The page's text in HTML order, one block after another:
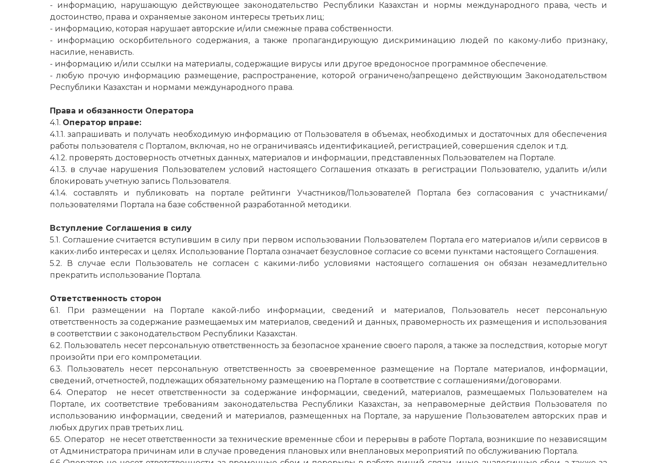
- информацию, нарушающую действующее законодательство Республики Казахстан и нормы международного права, честь и
достоинство, права и охраняемые законом интересы третьих лиц;
- информацию, которая нарушает авторские и/или смежные права собственности.
- информацию оскорбительного содержания, а также пропагандирующую дискриминацию людей по какому-либо признаку,
насилие, ненависть.
- информацию и/или ссылки на материалы, содержащие вирусы или другое вредоносное программное обеспечение.
- любую прочую информацию размещение, распространение, которой ограничено/запрещено действующим Законодательством
Республики Казахстан и нормами международного права.
Права и обязанности Оператора
4.1. Оператор вправе:
4.1.1. запрашивать и получать необходимую информацию от Пользователя в объемах, необходимых и достаточных для обеспечения
работы пользователя с Порталом, включая, но не ограничиваясь идентификацией, регистрацией, совершения сделок и т.д.
4.1.2. проверять достоверность отчетных данных, материалов и информации, представленных Пользователем на Портале.
4.1.3. в случае нарушения Пользователем условий настоящего Соглашения отказать в регистрации Пользователю, удалить и/или
блокировать учетную запись Пользователя.
4.1.4. составлять и публиковать на портале рейтинги Участников/Пользователей Портала без согласования с участниками/
пользователями Портала на базе собственной разработанной методики.
Вступление Соглашения в силу
5.1. Соглашение считается вступившим в силу при первом использовании Пользователем Портала его материалов и/или сервисов в
каких-либо интересах и целях. Использование Портала означает безусловное согласие со всеми пунктами настоящего Соглашения.
5.2. В случае если Пользователь не согласен с какими-либо условиями настоящего соглашения он обязан незамедлительно
прекратить использование Портала.
Ответственность сторон
6.1. При размещении на Портале какой-либо информации, сведений и материалов, Пользователь несет персональную
ответственность за содержание размещаемых им материалов, сведений и данных, правомерность их размещения и использования
в соответствии с законодательством Республики Казахстан.
6.2. Пользователь несет персональную ответственность за безопасное хранение своего пароля, а также за последствия, которые могут
произойти при его компрометации.
6.3. Пользователь несет персональную ответственность за своевременное размещение на Портале материалов, информации,
сведений, отчетностей, подлежащих обязательному размещению на Портале в соответствие с соглашениями/договорами.
6.4. Оператор не несет ответственности за содержание информации, сведений, материалов, размещаемых Пользователем на
Портале, их соответствие требованиям законодательства Республики Казахстан, за неправомерные действия Пользователя по
использованию информации, сведений и материалов, размещенных на Портале, за нарушение Пользователем авторских прав и
любых других прав третьих лиц.
6.5. Оператор не несет ответственности за технические временные сбои и перерывы в работе Портала, возникшие по независящим
от Администратора причинам или в случае проведения плановых или внеплановых мероприятий по обслуживанию Портала.